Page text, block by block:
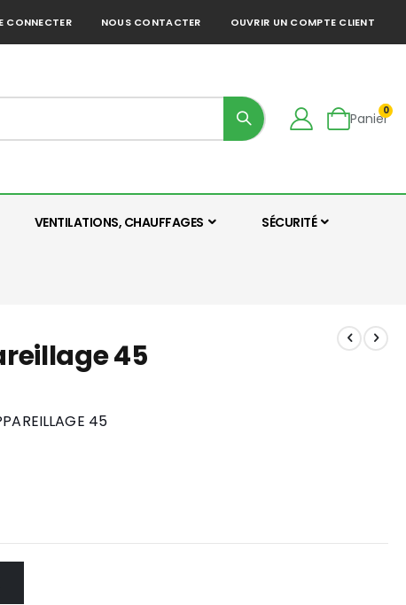
CONNECTER NOUS CONTACTER OUVRIR UN COMPTE CLIENT
Panier
0
VENTILATIONS, CHAUFFAGES SÉCURITÉ
45
45